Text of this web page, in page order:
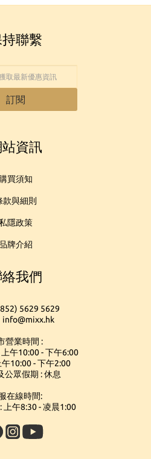
聯繫
訂閱
資訊
購買須知
款與細則
隱政策
牌介紹
我們
5629 5629
info@mixx.hk
營業時間 :
午10:00 - 下午6:00
10:00 - 下午2:00
公眾假期 : 休息
在線時間:
上午8:30 - 凌晨1:00